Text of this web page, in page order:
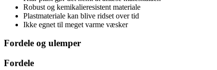
Robust og kemikalieresistent materiale
Plastmateriale kan blive ridset over tid
Ikke egnet til meget varme væsker
Fordele og ulemper
Fordele